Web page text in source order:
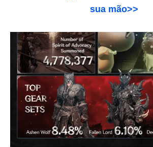
sua mão>>